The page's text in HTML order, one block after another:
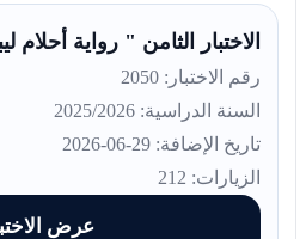
الاختبار الثامن " رواية أحلام
رقم الاختبار: 2050
السنة الدراسية: 2025/2026
تاريخ الإضافة: 29-06-2026
الزيارات: 212
عرض